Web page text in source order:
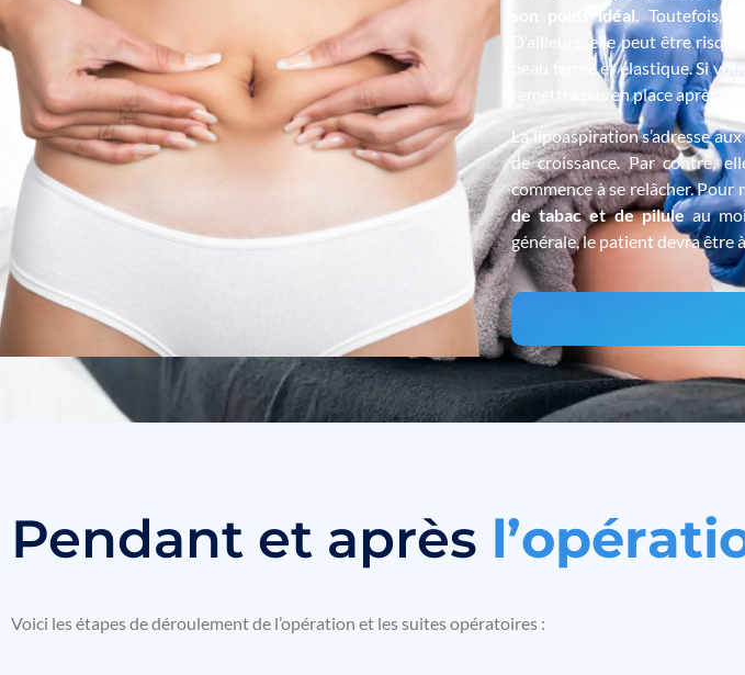
son poids idéal.
Toutefois,
D’ailleurs, elle peut être
peau ferme et élastique. Si
remettra pas en place après
La lipoaspiration s’adresse
de croissance. Par contre,
commence à se relâcher. Pour
de tabac et de pilule au
générale, le patient devra être
Pendant et après l’opérati
Voici les étapes de déroulement de l’opération et les suites opératoires :